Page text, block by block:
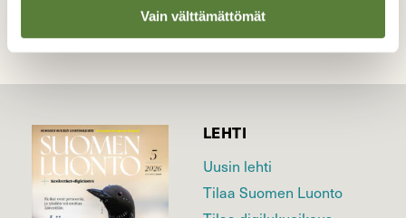
Vain välttämättömät
LEHTI
Uusin lehti
Tilaa Suomen Luonto